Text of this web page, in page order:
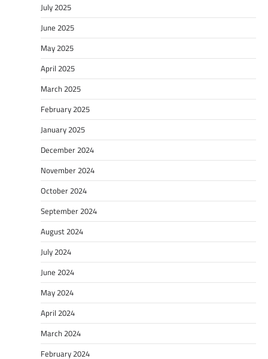
July 2025
June 2025
May 2025
April 2025
March 2025
February 2025
January 2025
December 2024
November 2024
October 2024
September 2024
August 2024
July 2024
June 2024
May 2024
April 2024
March 2024
February 2024